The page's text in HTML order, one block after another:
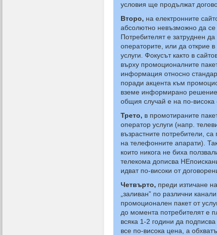
условия ще продължат
Второ, на електронните
абсолютно невъзможно да
Потребителят е затруднен
операторите, или да открие
услуги. Фокусът както в
върху промоционалните
информация относно
поради акцента към
вземе информирано решение
общия случай е на по-висока
Трето, в промотираните
оператор услуги (напр.
възрастните потребители,
на телефонните апарати).
които никога не биха
телекома дописва
идват по-високи от
Четвърто, преди изтичане
„заливан” по различни
промоционален пакет от
до момента потребителят е
всяка 1-2 години да
все по-висока цена, а